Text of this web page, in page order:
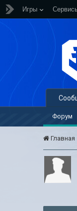
Игры
Форум
Главная